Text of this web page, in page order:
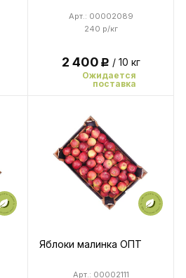
240 р/кг
Арт.: 00002089
2 400Р / 10 кг
Ожидается
поставка
Яблоки малинка ОПТ
Арт.: 00002111